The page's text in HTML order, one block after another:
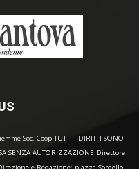
Soc. Coop TUTTI I DIRITTI SONO
SENZA AUTORIZZAZIONE Direttore